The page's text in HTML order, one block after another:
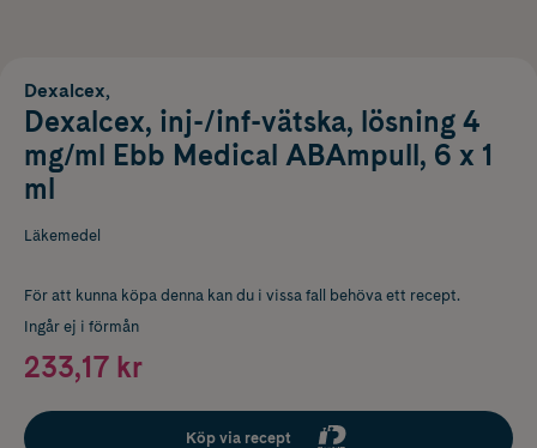
Dexalcex,
Dexalcex, inj-/inf-vätska, lösning 4
mg/ml Ebb Medical ABAmpull, 6 x 1
ml
Läkemedel
För att kunna köpa denna kan du i vissa fall behöva ett recept.
Ingår ej i förmån
233,17 kr
Köp via recept